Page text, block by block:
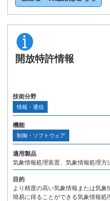
開放特許情報
技術分野
情報・通信
機能
制御・ソフトウェア
適用製品
気象情報処理装置、気象情報処理方
目的
より精度の高い気象情報または気
簡易に得ることができる気象情報